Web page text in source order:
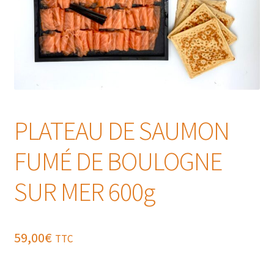
PLATEAU DE SAUMON
FUMÉ DE BOULOGNE
SUR MER 600g
59,00€ TTC